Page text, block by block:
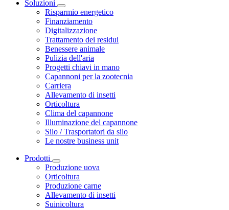
Soluzioni
Risparmio energetico
Finanziamento
Digitalizzazione
Trattamento dei residui
Benessere animale
Pulizia dell'aria
Progetti chiavi in mano
Capannoni per la zootecnia
Carriera
Allevamento di insetti
Orticoltura
Clima del capannone
Illuminazione del capannone
Silo / Trasportatori da silo
Le nostre business unit
Prodotti
Produzione uova
Orticoltura
Produzione carne
Allevamento di insetti
Suinicoltura